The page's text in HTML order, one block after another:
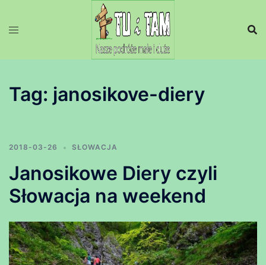
Tag: janosikove-diery
2018-03-26 SŁOWACJA
Janosikowe Diery czyli
Słowacja na weekend